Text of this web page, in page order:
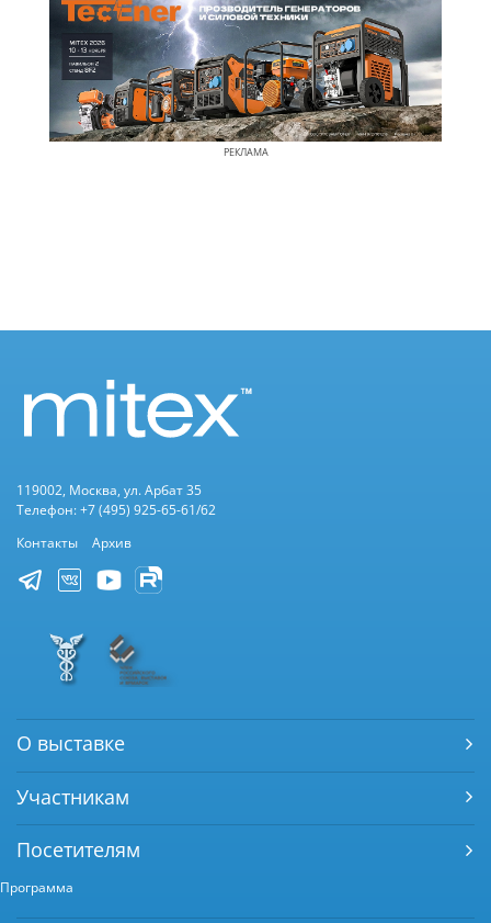
РЕКЛАМА
119002, Москва, ул. Арбат 35
Телефон: +7 (495) 925-65-61/62
Контакты
Архив
О выставке
Участникам
Посетителям
Программа